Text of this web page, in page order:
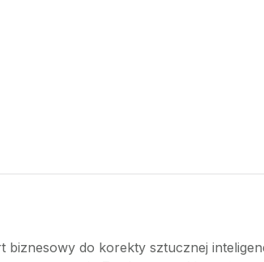
do korekty sztucznej